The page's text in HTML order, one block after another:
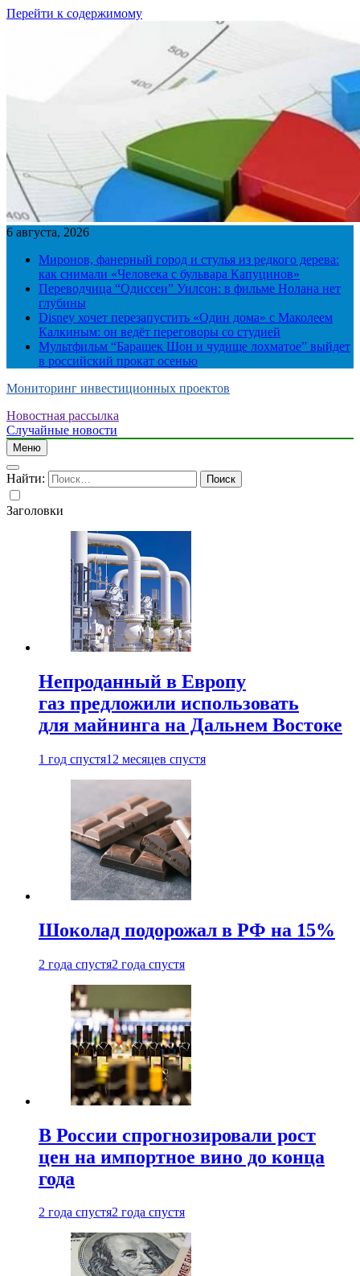
Перейти к содержимому
6 августа, 2026
Миронов, фанерный город и стулья из редкого дерева:
как снимали «Человека с бульвара Капуцинов»
Переводчица “Одиссеи” Уилсон: в фильме Нолана нет
глубины
Disney хочет перезапустить «Один дома» с Маколеем
Калкиным: он ведёт переговоры со студией
Мультфильм “Барашек Шон и чудище лохматое” выйдет
в российский прокат осенью
Мониторинг инвестиционных проектов
Новостная рассылка
Случайные новости
Меню
Найти:
Заголовки
Непроданный в Европу
газ предложили использовать
для майнинга на Дальнем Востоке
1 год спустя12 месяцев спустя
Шоколад подорожал в РФ на 15%
2 года спустя2 года спустя
В России спрогнозировали рост
цен на импортное вино до конца
года
2 года спустя2 года спустя